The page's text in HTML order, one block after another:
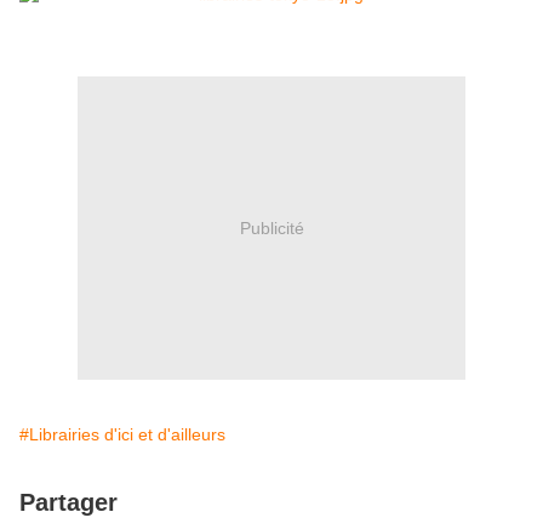
Publicité
#Librairies d'ici et d'ailleurs
Partager